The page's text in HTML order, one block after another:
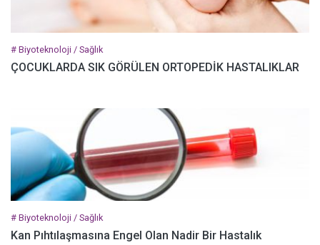
# Biyoteknoloji / Sağlık
ÇOCUKLARDA SIK GÖRÜLEN ORTOPEDİK HASTALIKLAR
# Biyoteknoloji / Sağlık
Kan Pıhtılaşmasına Engel Olan Nadir Bir Hastalık